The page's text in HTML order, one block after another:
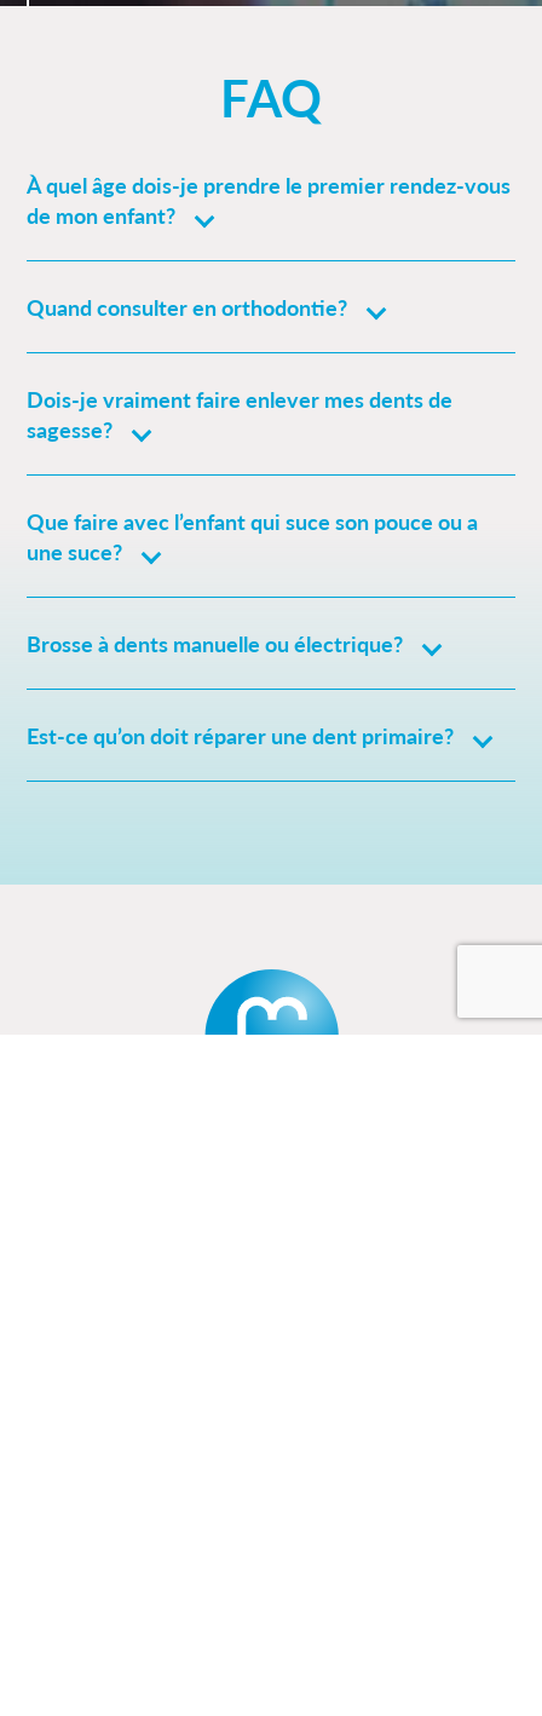
FAQ
À quel âge dois-je prendre le premier rendez-vous
de mon enfant?
Quand consulter en orthodontie?
Dois-je vraiment faire enlever mes dents de
sagesse?
Que faire avec l’enfant qui suce son pouce ou a
une suce?
Brosse à dents manuelle ou électrique?
Est-ce qu’on doit réparer une dent primaire?